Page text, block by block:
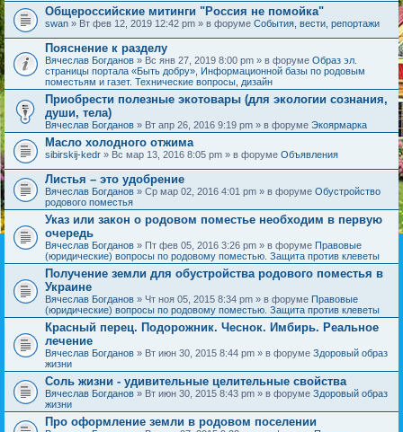
Общероссийские митинги "Россия не помойка"
swan » Вт фев 12, 2019 12:42 pm » в форуме События, вести, репортажи
Пояснение к разделу
Вячеслав Богданов » Вс янв 27, 2019 8:00 pm » в форуме Образ эл.
страницы портала «Быть добру», Информационной базы по родовым
поместьям и газет. Технические вопросы, дизайн
Приобрести полезные экотовары (для экологии сознания,
души, тела)
Вячеслав Богданов » Вт апр 26, 2016 9:19 pm » в форуме Экоярмарка
Масло холодного отжима
sibirskij-kedr » Вс мар 13, 2016 8:05 pm » в форуме Объявления
Листья – это удобрение
Вячеслав Богданов » Ср мар 02, 2016 4:01 pm » в форуме Обустройство
родового поместья
Указ или закон о родовом поместье необходим в первую
очередь
Вячеслав Богданов » Пт фев 05, 2016 3:26 pm » в форуме Правовые
(юридические) вопросы по родовому поместью. Защита против клеветы
Получение земли для обустройства родового поместья в
Украине
Вячеслав Богданов » Чт ноя 05, 2015 8:34 pm » в форуме Правовые
(юридические) вопросы по родовому поместью. Защита против клеветы
Красный перец. Подорожник. Чеснок. Имбирь. Реальное
лечение
Вячеслав Богданов » Вт июн 30, 2015 8:44 pm » в форуме Здоровый образ
жизни
Соль жизни - удивительные целительные свойства
Вячеслав Богданов » Вт июн 30, 2015 8:43 pm » в форуме Здоровый образ
жизни
Про оформление земли в родовом поселении